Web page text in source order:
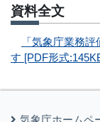
資料全文
「気象庁業務
す [PDF形式